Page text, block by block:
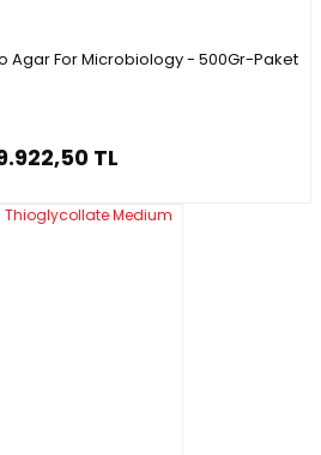
Agar For Microbiology - 500Gr-Paket
TL